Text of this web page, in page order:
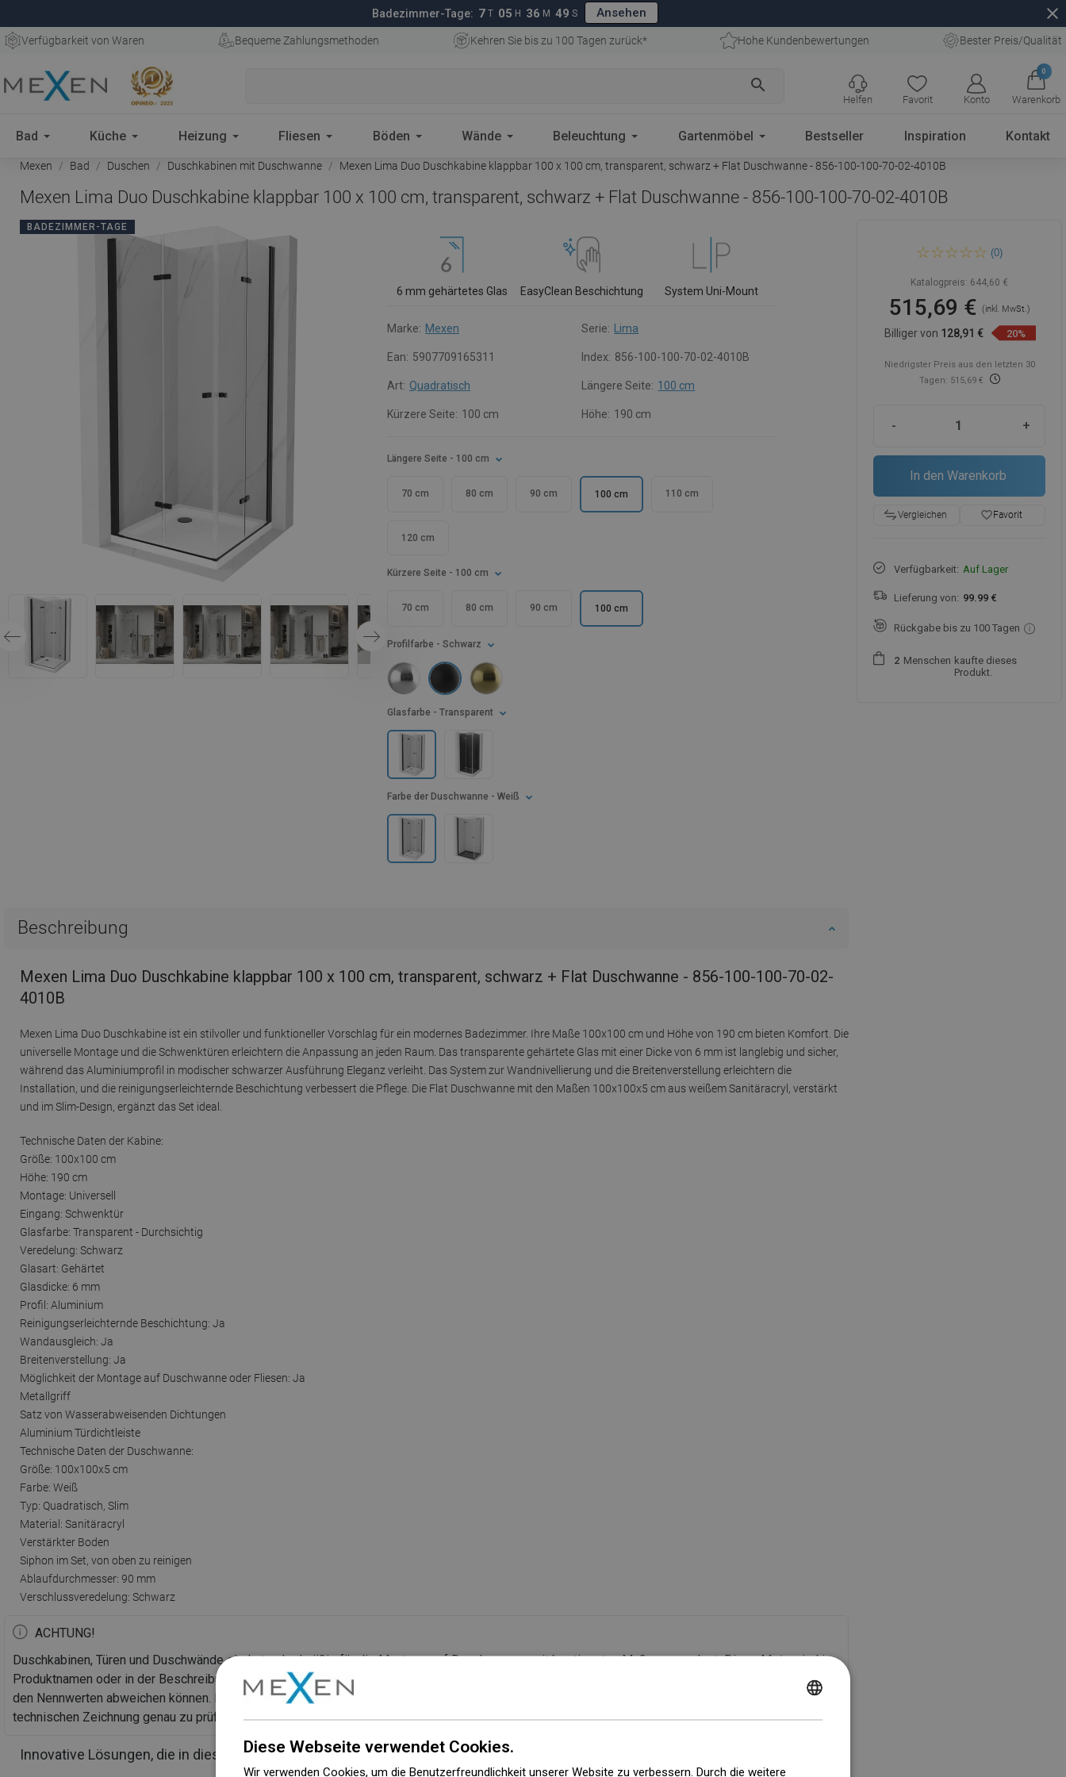
Badezimmer-Tage: 7 T 05 H 36 M 48 S Ansehen close
Verfügbarkeit von Waren Bequeme Zahlungsmethoden Kehren Sie bis zu 100 Tagen zurück* Hohe Kundenbewertungen Bester Preis/Qualität
search
Favorit Konto
0
Warenkorb
Helfen
Bad Küche Heizung Fliesen Böden Wände Beleuchtung Gartenmöbel Bestseller Inspiration Kontakt
Mexen Bad Duschen Duschkabinen mit Duschwanne Mexen Lima Duo Duschkabine klappbar 100 x 100 cm, transparent, schwarz + Flat Duschwanne - 856-100-100-70-02-4010B
Mexen Lima Duo Duschkabine klappbar 100 x 100 cm, transparent, schwarz + Flat Duschwanne - 856-100-100-70-02-4010B
BADEZIMMER-TAGE
6 mm gehärtetes Glas EasyClean Beschichtung System Uni-Mount
Marke: Mexen Serie: Lima
Ean: 5907709165311 Index: 856-100-100-70-02-4010B
Art: Quadratisch Längere Seite: 100 cm
Kürzere Seite: 100 cm Höhe: 190 cm
Längere Seite - 100 cm
70 cm 80 cm 90 cm 100 cm 110 cm
120 cm
Kürzere Seite - 100 cm
70 cm 80 cm 90 cm 100 cm
Glasfarbe - Transparent
Profilfarbe - Schwarz
Farbe der Duschwanne - Weiß
Beschreibung
Mexen Lima Duo Duschkabine klappbar 100 x 100 cm, transparent, schwarz + Flat Duschwanne - 856-100-100-70-02-
4010B
Mexen Lima Duo Duschkabine ist ein stilvoller und funktioneller Vorschlag für ein modernes Badezimmer. Ihre Maße 100x100 cm und Höhe von 190 cm bieten Komfort. Die
universelle Montage und die Schwenktüren erleichtern die Anpassung an jeden Raum. Das transparente gehärtete Glas mit einer Dicke von 6 mm ist langlebig und sicher,
während das Aluminiumprofil in modischer schwarzer Ausführung Eleganz verleiht. Das System zur Wandnivellierung und die Breitenverstellung erleichtern die
Installation, und die reinigungserleichternde Beschichtung verbessert die Pflege. Die Flat Duschwanne mit den Maßen 100x100x5 cm aus weißem Sanitäracryl, verstärkt
und im Slim-Design, ergänzt das Set ideal.
Technische Daten der Kabine:
Größe: 100x100 cm
Höhe: 190 cm
Montage: Universell
Eingang: Schwenktür
Glasfarbe: Transparent - Durchsichtig
Veredelung: Schwarz
Glasart: Gehärtet
Glasdicke: 6 mm
Profil: Aluminium
Reinigungserleichternde Beschichtung: Ja
Wandausgleich: Ja
Breitenverstellung: Ja
Möglichkeit der Montage auf Duschwanne oder Fliesen: Ja
Metallgriff
Satz von Wasserabweisenden Dichtungen
Aluminium Türdichtleiste
Technische Daten der Duschwanne:
Größe: 100x100x5 cm
Farbe: Weiß
Typ: Quadratisch, Slim
Material: Sanitäracryl
Verstärkter Boden
Siphon im Set, von oben zu reinigen
Ablaufdurchmesser: 90 mm
Verschlussveredelung: Schwarz
ACHTUNG!
Duschkabinen, Türen und Duschwände sind standardmäßig für die Montage auf Duschwannen mit bestimmten Maßen ausgelegt. Diese Maże sind im
Produktnamen oder in der Beschreibung angegeben. Bitte beachten Sie jedoch, dass die tatsächlichen Abmessungen der Elemente geringfügig von
den Nennwerten abweichen können. Bei einer geplanten Bodenmontage wird empfohlen, die Außenmaße und die Anordnung der Elemente gemäß der
technischen Zeichnung genau zu prüfen.
Innovative Lösungen, die in diesem Produkt verwendet werden
Duschkabine klappbar 100 x
+ Flat Duschwanne - 856-100-
100-70-02-4010B
(0)
Katalogpreis: 644,60 €
515,69 € (inkl. MwSt.)
Billiger von 128,91 € 20%
Niedrigster Preis aus den letzten 30
Tagen: 515,69 €
- +
In den Warenkorb
Vergleichen favorite_borderFavorit
Verfügbarkeit: Auf Lager
Lieferung von: 99.99 €
Rückgabe bis zu 100 Tagen
2 Menschen kaufte dieses
Produkt.
Diese Webseite verwendet Cookies.
Wir verwenden Cookies, um die Benutzerfreundlichkeit unserer Website zu verbessern. Durch die weitere